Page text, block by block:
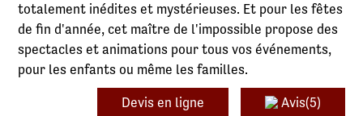
totalement inédites et mystérieuses. Et pour les fêtes
de fin d'année, cet maître de l'impossible propose des
spectacles et animations pour tous vos événements,
pour les enfants ou même les familles.
Devis en ligne Avis(5)